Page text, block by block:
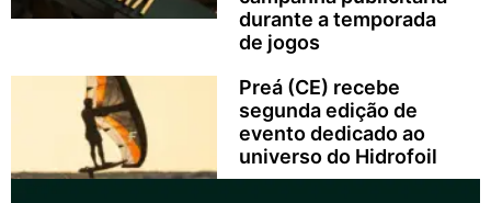
durante a temporada
de jogos
Preá (CE) recebe
segunda edição de
evento dedicado ao
universo do Hidrofoil